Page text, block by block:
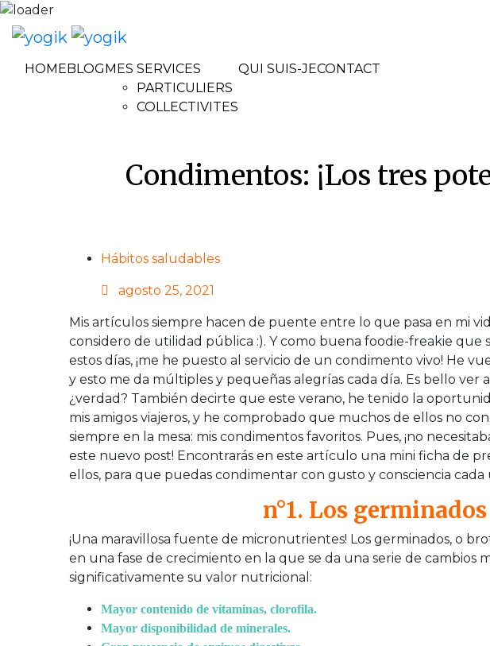
HOMEBLOGMES SERVICES
PARTICULIERS
COLLECTIVITES
QUI SUIS-JECONTACT
Condimentos: ¡Los tres
Hábitos saludables
Posted
agosto 25, 2021
Mis artículos siempre hacen de puente entre lo que pasa en mi
considero de utilidad pública :). Y como buena foodie-freakie que
estos días, ¡me he puesto al servicio de un condimento vivo! He
y esto me da múltiples y pequeñas alegrías cada día. Es bello ver
¿verdad? También decirte que este verano, he tenido la
mis amigos viajeros, y he comprobado que muchos de ellos no
siempre en la mesa: mis condimentos favoritos. Pues, ¡no
este nuevo post! Encontrarás en este artículo una mini ficha de
ellos, para que puedas condimentar con gusto y consciencia
n°1. Los germinados
¡Una maravillosa fuente de micronutrientes! Los germinados, o
en una fase de crecimiento en la que se da una serie de cambios
significativamente su valor nutricional:
Mayor contenido de vitaminas, clorofila.
Mayor disponibilidad de minerales.